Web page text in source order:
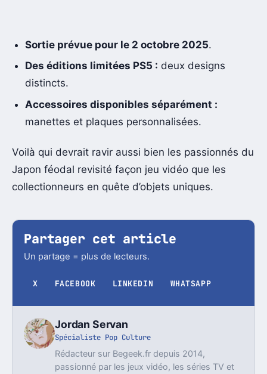
Sortie prévue pour le 2 octobre 2025.
Des éditions limitées PS5 : deux designs
distincts.
Accessoires disponibles séparément :
manettes et plaques personnalisées.
Voilà qui devrait ravir aussi bien les passionnés du
Japon féodal revisité façon jeu vidéo que les
collectionneurs en quête d’objets uniques.
Partager cet article
Un partage = plus de lecteurs.
X FACEBOOK LINKEDIN WHATSAPP
Jordan Servan
Spécialiste Pop Culture
Rédacteur sur Begeek.fr depuis 2014,
passionné par les jeux vidéo, les séries TV et